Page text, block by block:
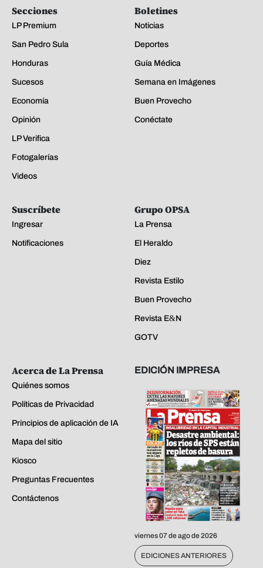
Secciones
LP Premium
San Pedro Sula
Honduras
Sucesos
Economía
Opinión
LP Verifica
Fotogalerías
Videos
Boletines
Noticias
Deportes
Guía Médica
Semana en Imágenes
Buen Provecho
Conéctate
Suscríbete
Ingresar
Notificaciones
Grupo OPSA
La Prensa
El Heraldo
Diez
Revista Estilo
Buen Provecho
Revista E&N
GOTV
Acerca de La Prensa
Quiénes somos
Políticas de Privacidad
Principios de aplicación de IA
Mapa del sitio
Kiosco
Preguntas Frecuentes
Contáctenos
EDICIÓN IMPRESA
viernes 07 de ago de 2026
EDICIONES ANTERIORES